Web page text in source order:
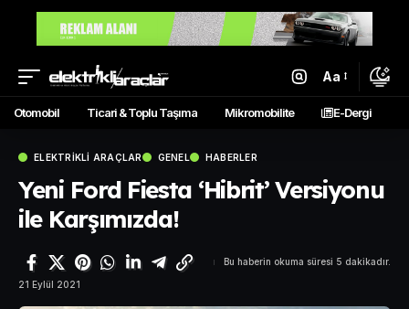
Aa
Otomobil Ticari & Toplu Taşıma Mikromobilite E-Dergi
ELEKTRIKLI ARAÇLAR GENEL HABERLER
Yeni Ford Fiesta ‘Hibrit’ Versiyonu
ile Karşımızda!
21 Eylül 2021
Bu haberin okuma süresi 5 dakikadır.